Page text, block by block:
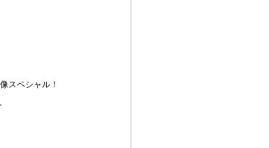
スペシャル！